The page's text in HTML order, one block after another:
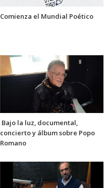
Comienza el Mundial Poético
Bajo la luz, documental,
concierto y álbum sobre Popo
Romano